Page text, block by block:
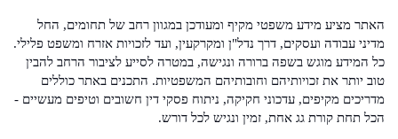
האתר מציע מידע משפטי מקיף ומעודכן במגוון רחב של תחומים, החל
מדיני עבודה ועסקים, דרך נדל"ן ומקרקעין, ועד לזכויות אזרח ומשפט פלילי.
כל המידע מוגש בשפה ברורה ונגישה, במטרה לסייע לציבור הרחב להבין
טוב יותר את זכויותיהם וחובותיהם המשפטיות. התכנים באתר כוללים
מדריכים מקיפים, עדכוני חקיקה, ניתוח פסקי דין חשובים וטיפים מעשיים -
הכל תחת קורת גג אחת, זמין ונגיש לכל דורש.